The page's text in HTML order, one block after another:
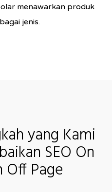
menawarkan produk
jenis.
yang Kami
SEO On
Off Page